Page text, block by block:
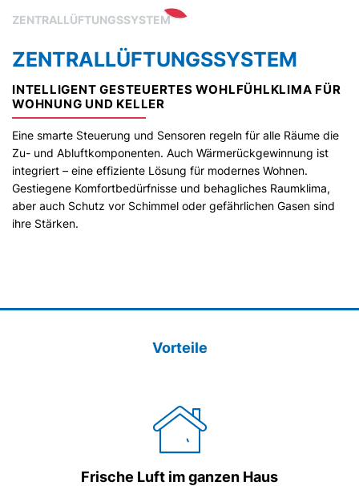
ZENTRALLÜFTUNGSSYSTEM
ZENTRAL­LÜFTUNGS­SYSTEM
INTELLIGENT GESTEUERTES WOHLFÜHLKLIMA FÜR
WOHNUNG UND KELLER
Eine smarte Steuerung und Sensoren regeln für alle Räume die
Zu- und Abluftkomponenten. Auch Wärmerückgewinnung ist
integriert – eine effiziente Lösung für modernes Wohnen.
Gestiegene Komfortbedürfnisse und behagliches Raumklima,
aber auch Schutz vor Schimmel oder gefährlichen Gasen sind
ihre Stärken.
Vorteile
Frische Luft im ganzen Haus